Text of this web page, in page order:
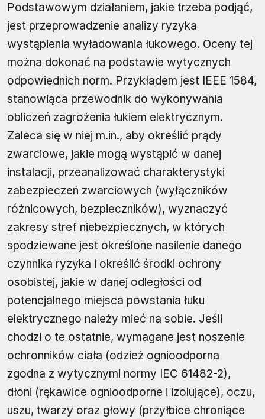
Podstawowym działaniem, jakie trzeba podjąć,
jest przeprowadzenie analizy ryzyka
wystąpienia wyładowania łukowego. Oceny tej
można dokonać na podstawie wytycznych
odpowiednich norm. Przykładem jest IEEE 1584,
stanowiąca przewodnik do wykonywania
obliczeń zagrożenia łukiem elektrycznym.
Zaleca się w niej m.in., aby określić prądy
zwarciowe, jakie mogą wystąpić w danej
instalacji, przeanalizować charakterystyki
zabezpieczeń zwarciowych (wyłączników
różnicowych, bezpieczników), wyznaczyć
zakresy stref niebezpiecznych, w których
spodziewane jest określone nasilenie danego
czynnika ryzyka i określić środki ochrony
osobistej, jakie w danej odległości od
potencjalnego miejsca powstania łuku
elektrycznego należy mieć na sobie. Jeśli
chodzi o te ostatnie, wymagane jest noszenie
ochronników ciała (odzież ognioodporna
zgodna z wytycznymi normy IEC 61482-2),
dłoni (rękawice ognioodporne i izolujące), oczu,
uszu, twarzy oraz głowy (przyłbice chroniące